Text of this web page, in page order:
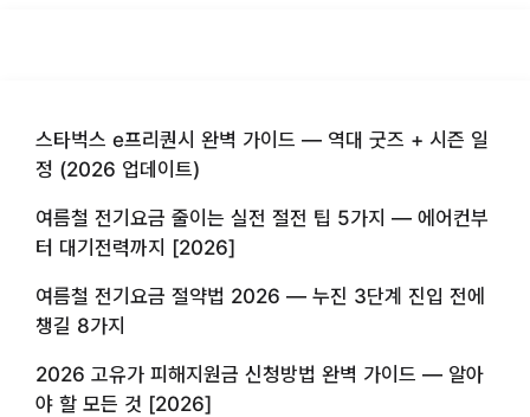
스타벅스 e프리퀀시 완벽 가이드 — 역대 굿즈 + 시즌 일
정 (2026 업데이트)
여름철 전기요금 줄이는 실전 절전 팁 5가지 — 에어컨부
터 대기전력까지 [2026]
여름철 전기요금 절약법 2026 — 누진 3단계 진입 전에
챙길 8가지
2026 고유가 피해지원금 신청방법 완벽 가이드 — 알아
야 할 모든 것 [2026]